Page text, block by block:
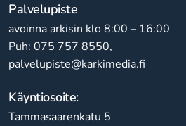
Palvelupiste
avoinna arkisin klo 8:00 – 16:00
Puh: 075 757 8550,
palvelupiste@karkimedia.fi
Käyntiosoite:
Tammasaarenkatu 5